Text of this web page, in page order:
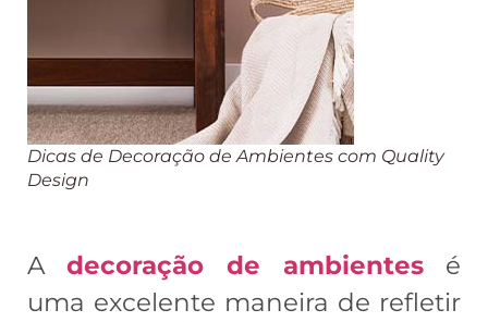
Dicas de Decoração de Ambientes com Quality
Design
A decoração de ambientes é
uma excelente maneira de refletir